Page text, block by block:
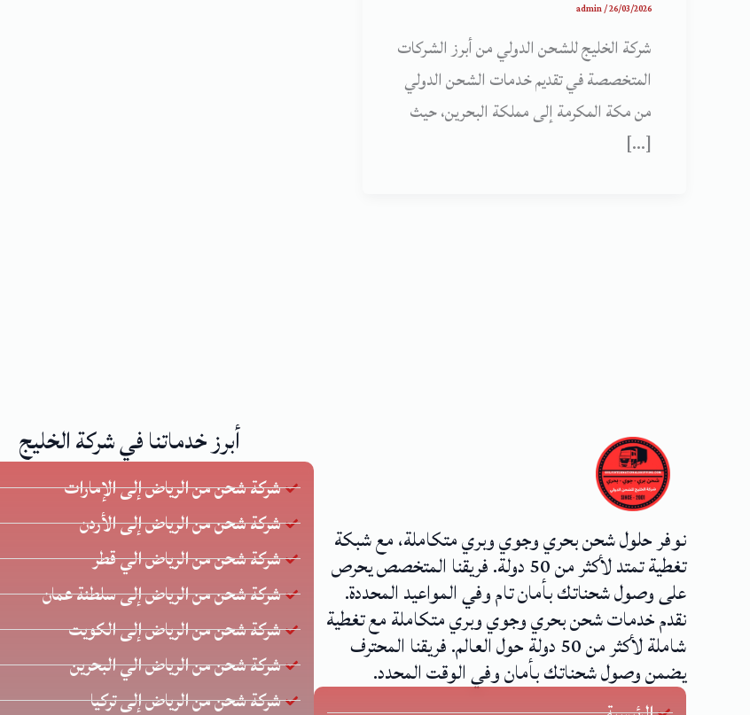
admin/26/03/2026
شركة الخليج للشحن الدولي من أبرز الشركات
المتخصصة في تقديم خدمات الشحن الدولي
من مكة المكرمة إلى مملكة البحرين، حيث
[…]
نوفر حلول شحن بحري وجوي وبري متكاملة، مع شبكة
تغطية تمتد لأكثر من 50 دولة. فريقنا المتخصص يحرص
على وصول شحناتك بأمان تام وفي المواعيد المحددة.
نقدم خدمات شحن بحري وجوي وبري متكاملة مع تغطية
شاملة لأكثر من 50 دولة حول العالم. فريقنا المحترف
يضمن وصول شحناتك بأمان وفي الوقت المحدد.
أبرز خدماتنا في شركة الخليج
شركة شحن من الرياض إلى الإمارات
شركة شحن من الرياض إلى الأردن
شركة شحن من الرياض الي قطر
شركة شحن من الرياض إلى سلطنة عمان
شركة شحن من الرياض إلى الكويت
شركة شحن من الرياض الي البحرين
شركة شحن من الرياض إلى تركيا